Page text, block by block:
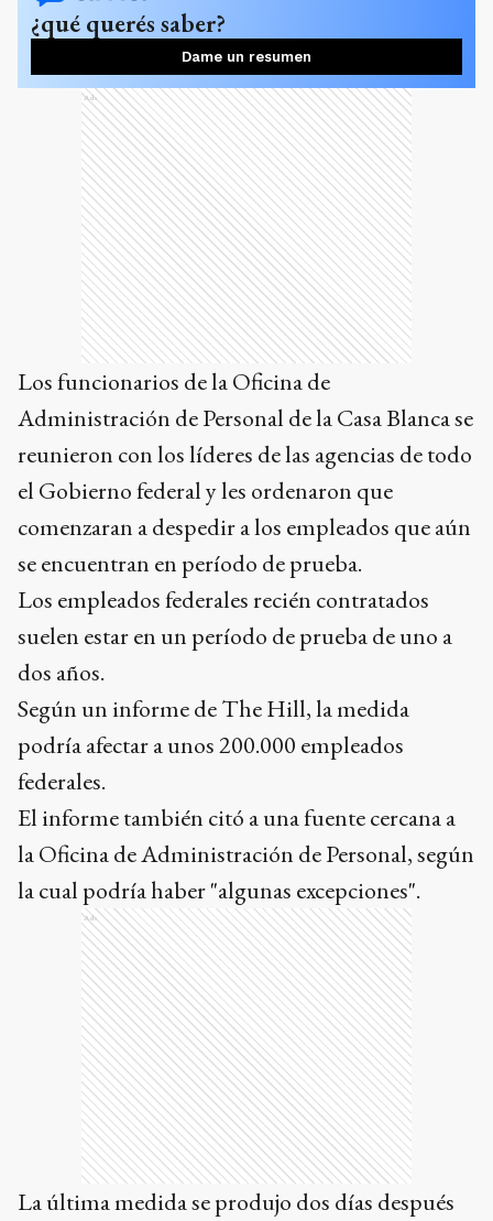
¿qué querés saber?
Dame un resumen
Ads
Los funcionarios de la Oficina de
Administración de Personal de la Casa Blanca se
reunieron con los líderes de las agencias de todo
el Gobierno federal y les ordenaron que
comenzaran a despedir a los empleados que aún
se encuentran en período de prueba.
Los empleados federales recién contratados
suelen estar en un período de prueba de uno a
dos años.
Según un informe de The Hill, la medida
podría afectar a unos 200.000 empleados
federales.
El informe también citó a una fuente cercana a
la Oficina de Administración de Personal, según
la cual podría haber "algunas excepciones".
Ads
La última medida se produjo dos días después